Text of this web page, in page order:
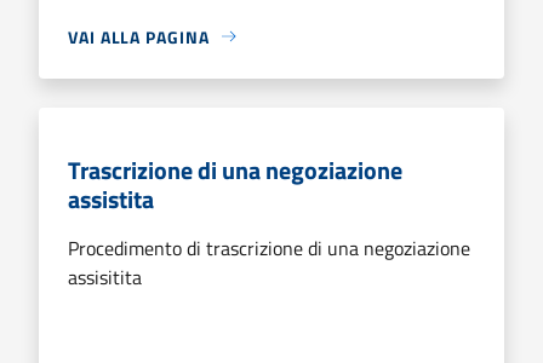
VAI ALLA PAGINA
Trascrizione di una negoziazione
assistita
Procedimento di trascrizione di una negoziazione
assisitita